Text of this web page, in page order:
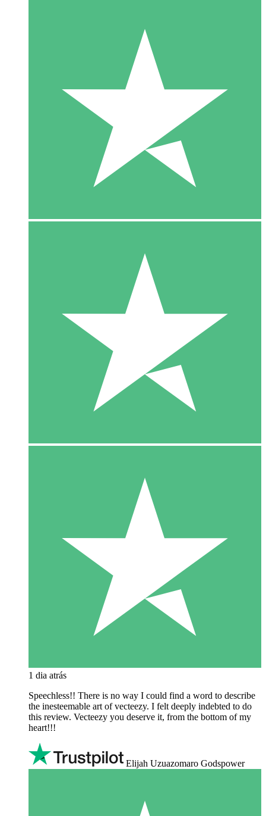
1 dia atrás
Speechless!! There is no way I could find a word to describe
the inesteemable art of vecteezy. I felt deeply indebted to do
this review. Vecteezy you deserve it, from the bottom of my
heart!!!
Elijah Uzuazomaro Godspower